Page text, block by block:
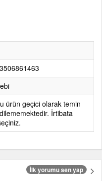
ürün geçici olarak temin
İrtibata
İlk yorumu sen yap